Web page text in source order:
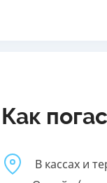
Как
В кассах и